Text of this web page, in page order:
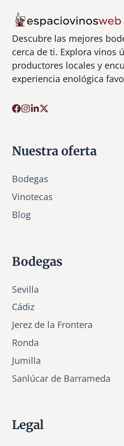
Descubre las mejores
cerca de ti. Explora vinos
productores locales y
experiencia enológica
Nuestra oferta
Bodegas
Vinotecas
Blog
Bodegas
Sevilla
Cádiz
Jerez de la Frontera
Ronda
Jumilla
Sanlúcar de Barrameda
Legal